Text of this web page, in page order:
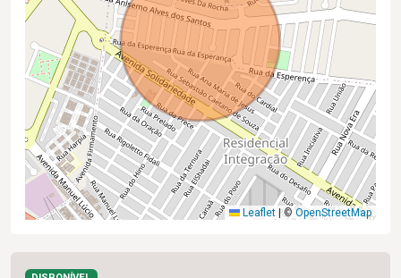
Leaflet |©OpenStreetMap